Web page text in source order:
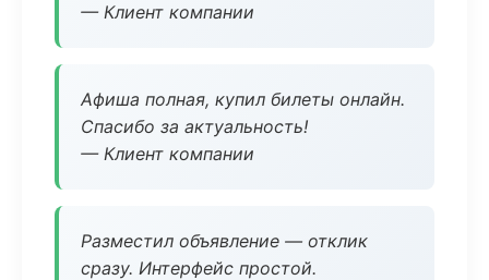
— Клиент компании
Афиша полная, купил билеты онлайн.
Спасибо за актуальность!
— Клиент компании
Разместил объявление — отклик
сразу. Интерфейс простой.